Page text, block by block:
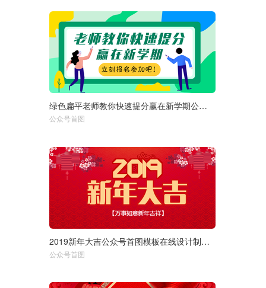
选择尺寸： 1920px 950px 绿色扁平老师教你快速提分赢在新学期公众号首图在线设计制作生成
公众号首图
选择尺寸： 1920px 950px 2019新年大吉公众号首图模板在线设计制作生成二维码模板图片
公众号首图